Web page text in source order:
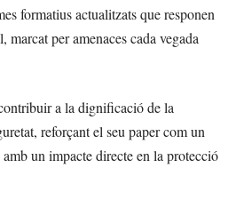
formatius actualitzats que responen
marcat per amenaces cada vegada
a la dignificació de la
reforçant el seu paper com un
un impacte directe en la protecció